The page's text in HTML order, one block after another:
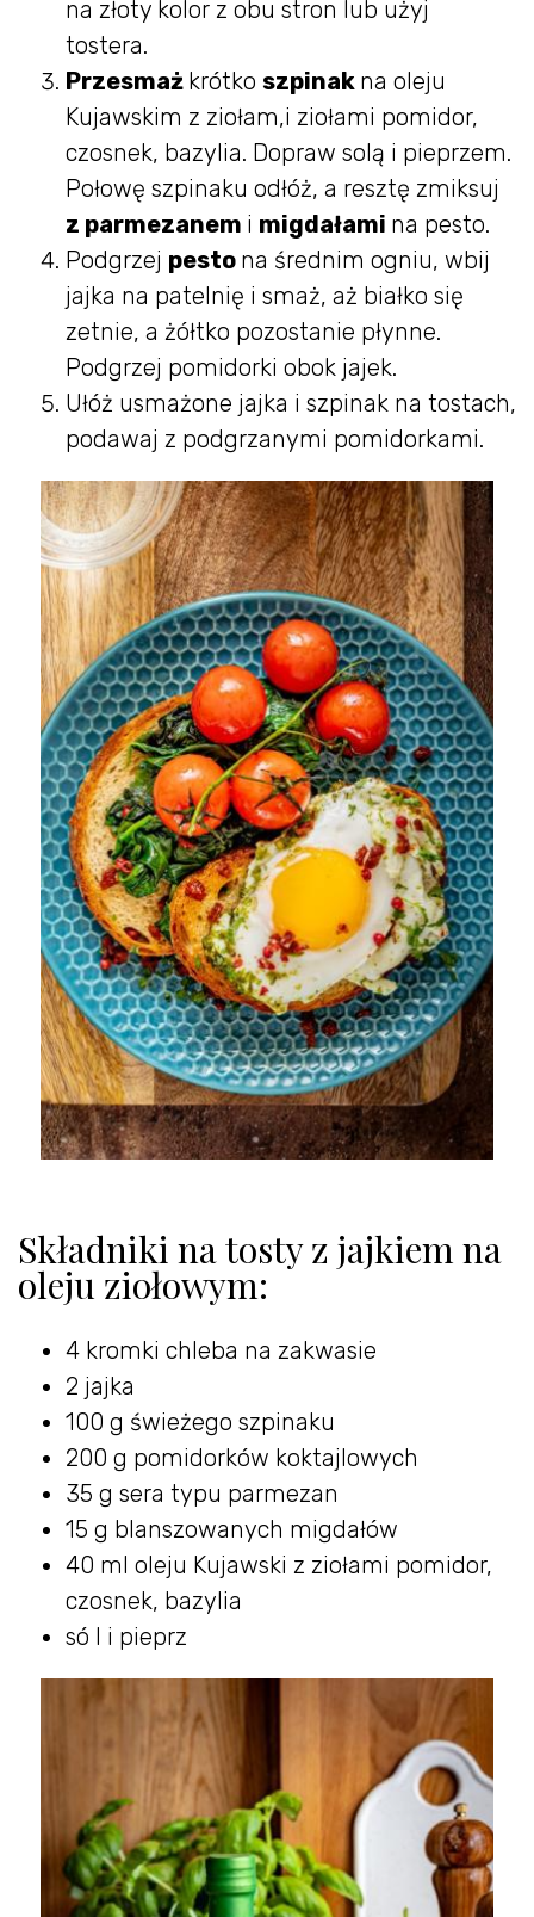
na złoty kolor z obu stron lub użyj
tostera.
Przesmaż krótko szpinak na oleju
Kujawskim z ziołam,i ziołami pomidor,
czosnek, bazylia. Dopraw solą i pieprzem.
Połowę szpinaku odłóż, a resztę zmiksuj
z parmezanem i migdałami na pesto.
Podgrzej pesto na średnim ogniu, wbij
jajka na patelnię i smaż, aż białko się
zetnie, a żółtko pozostanie płynne.
Podgrzej pomidorki obok jajek.
Ułóż usmażone jajka i szpinak na tostach,
podawaj z podgrzanymi pomidorkami.
Składniki na tosty z jajkiem na
oleju ziołowym:
4 kromki chleba na zakwasie
2 jajka
100 g świeżego szpinaku
200 g pomidorków koktajlowych
35 g sera typu parmezan
15 g blanszowanych migdałów
40 ml oleju Kujawski z ziołami pomidor,
czosnek, bazylia
só l i pieprz